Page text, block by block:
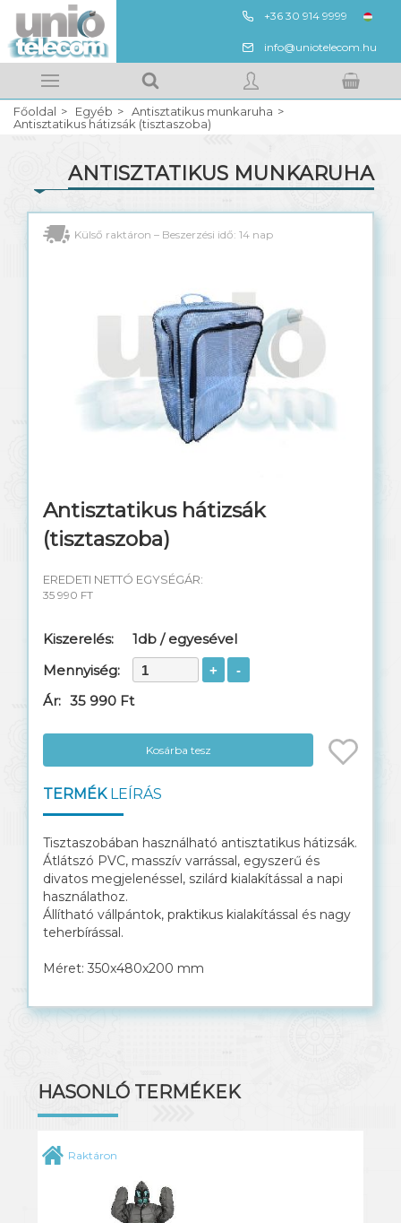
+36 30 914 9999
ENG
info@uniotelecom.hu
Kosarad tartalma
BELÉPÉS
REGISZTRÁCIÓ
Főoldal Egyéb
Antisztatikus munkaruha
Antisztatikus hátizsák (tisztaszoba)
ANTISZTATIKUS MUNKARUHA
Antisztatikus munkaruha
Leica vezetékkutatók
Kulcskezelő szekrények
Külső raktáron – Beszerzési idő: 14 nap
Antisztatikus hátizsák
(tisztaszoba)
EREDETI NETTÓ EGYSÉGÁR:
35 990 FT
Kiszerelés:
1db / egyesével
Mennyiség:
Ár: 35 990 Ft
Kosárba tesz
TERMÉKLEÍRÁS
Tisztaszobában használható antisztatikus hátizsák.
Átlátszó PVC, masszív varrással, egyszerű és
divatos megjelenéssel, szilárd kialakítással a napi
használathoz.
Állítható vállpántok, praktikus kialakítással és nagy
teherbírással.
Méret: 350x480x200 mm
HASONLÓ TERMÉKEK
Raktáron